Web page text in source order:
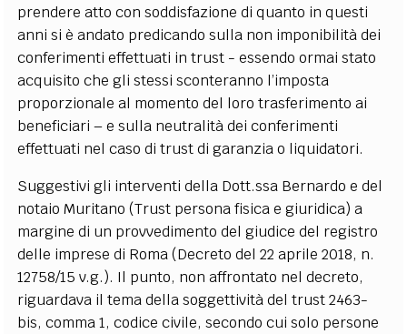
prendere atto con soddisfazione di quanto in questi
anni si è andato predicando sulla non imponibilità dei
conferimenti effettuati in trust - essendo ormai stato
acquisito che gli stessi sconteranno l’imposta
proporzionale al momento del loro trasferimento ai
beneficiari – e sulla neutralità dei conferimenti
effettuati nel caso di trust di garanzia o liquidatori.
Suggestivi gli interventi della Dott.ssa Bernardo e del
notaio Muritano (Trust persona fisica e giuridica) a
margine di un provvedimento del giudice del registro
delle imprese di Roma (Decreto del 22 aprile 2018, n.
12758/15 v.g.). Il punto, non affrontato nel decreto,
riguardava il tema della soggettività del trust 2463-
bis, comma 1, codice civile, secondo cui solo persone